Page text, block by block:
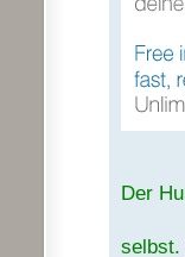
Der
selbst.